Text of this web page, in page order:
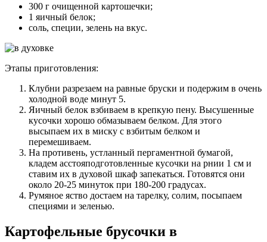
300 г очищенной картошечки;
1 яичный белок;
соль, специи, зелень на вкус.
Этапы приготовления:
Клубни разрезаем на равные бруски и подержим в очень
холодной воде минут 5.
Яичный белок взбиваем в крепкую пену. Высушенные
кусочки хорошо обмазываем белком. Для этого
высыпаем их в миску с взбитым белком и
перемешиваем.
На противень, устланный пергаментной бумагой,
кладем асстояподготовленные кусочки на рнии 1 см и
ставим их в духовой шкаф запекаться. Готовятся они
около 20-25 минуток при 180-200 градусах.
Румяное яство достаем на тарелку, солим, посыпаем
специями и зеленью.
Картофельные брусочки в